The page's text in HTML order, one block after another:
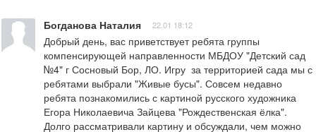
Богданова Наталия 22.01 18:12
Добрый день, вас приветствует ребята группы
компенсирующей направленности МБДОУ "Детский сад
№4" г Сосновый Бор, ЛО. Игру  за территорией сада мы с
ребятами выбрали "Живые бусы". Совсем недавно
ребята познакомились с картиной русского художника
Егора Николаевича Зайцева "Рождественская ёлка".
Долго рассматривали картину и обсуждали, чем можно